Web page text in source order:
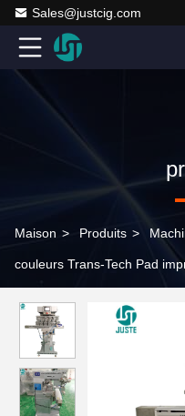
Sales@justcig.com
Maison > Produits >
couleurs Trans-Tech Pad
étiquette stylo allumeur logo